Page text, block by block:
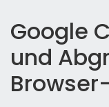
Google
und